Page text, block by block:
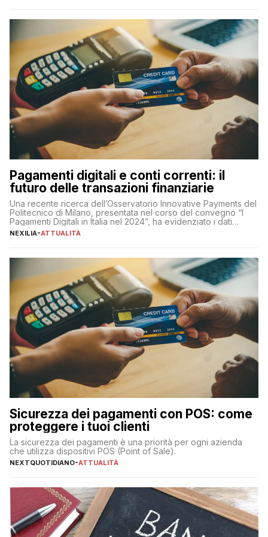
Pagamenti digitali e conti correnti: il
futuro delle transazioni finanziarie
Una recente ricerca dell’Osservatorio Innovative Payments del
Politecnico di Milano, presentata nel corso del convegno “I
Pagamenti Digitali in Italia nel 2024”, ha evidenziato i dati
definitivi del primo semestre 2024 relativamente alle
NEXILIA-ATTUALITÀ
Sicurezza dei pagamenti con POS: come
proteggere i tuoi clienti
La sicurezza dei pagamenti è una priorità per ogni azienda
che utilizza dispositivi POS (Point of Sale).
NEXTQUOTIDIANO-ATTUALITÀ